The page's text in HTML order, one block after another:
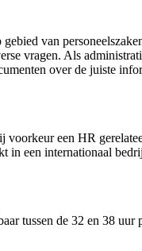
van
vragen. Als
over de juiste
een HR
een internationaal
tussen de 32 en 38